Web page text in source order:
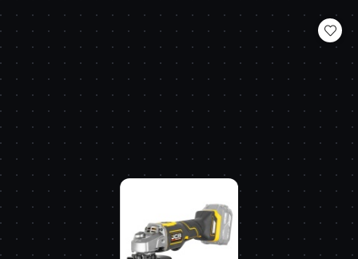
statusie: